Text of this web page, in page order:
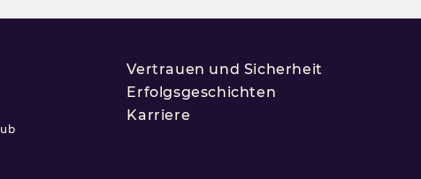
Vertrauen und Sicherheit
Erfolgsgeschichten
Karriere